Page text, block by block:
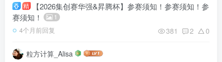
精
【2026集创赛华强&昇腾杯】参赛须知！参赛须知！参
赛须知！
1
4个月前回复 381 2 0
粒方计算_Alisa